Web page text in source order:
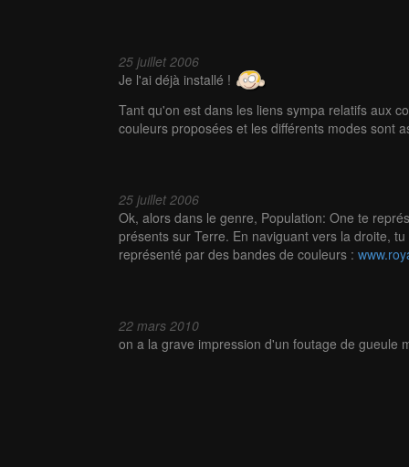
25 juillet 2006
Je l'ai déjà installé !
Tant qu'on est dans les liens sympa relatifs aux
couleurs proposées et les différents modes sont
25 juillet 2006
Ok, alors dans le genre, Population: One te
présents sur Terre. En naviguant vers la droite,
représenté par des bandes de couleurs :
22 mars 2010
on a la grave impression d'un foutage de gueule